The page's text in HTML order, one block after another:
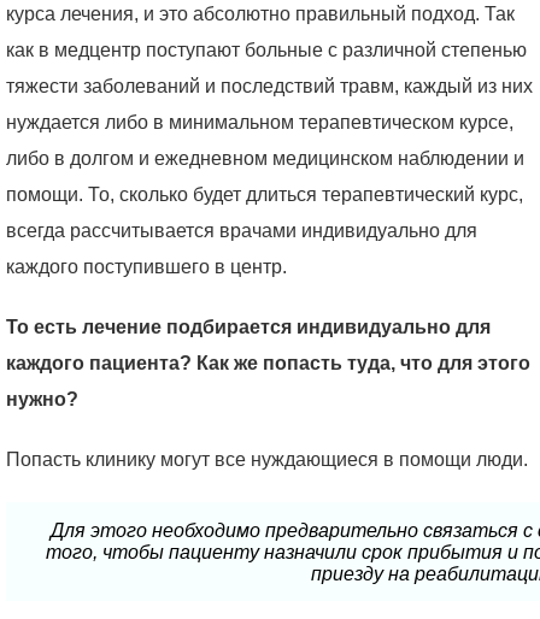
курса лечения, и это абсолютно правильный подход. Так
как в медцентр поступают больные с различной степенью
тяжести заболеваний и последствий травм, каждый из них
нуждается либо в минимальном терапевтическом курсе,
либо в долгом и ежедневном медицинском наблюдении и
помощи. То, сколько будет длиться терапевтический курс,
всегда рассчитывается врачами индивидуально для
каждого поступившего в центр.
То есть лечение подбирается индивидуально для
каждого пациента? Как же попасть туда, что для этого
нужно?
Попасть клинику могут все нуждающиеся в помощи люди.
Для этого необходимо предварительно связаться
того, чтобы пациенту назначили срок прибытия и
приезду на